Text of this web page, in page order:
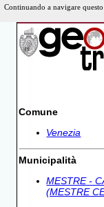
Comune
Venezia
Municipalità
MESTRE -
(MESTRE
Continuando a navigare